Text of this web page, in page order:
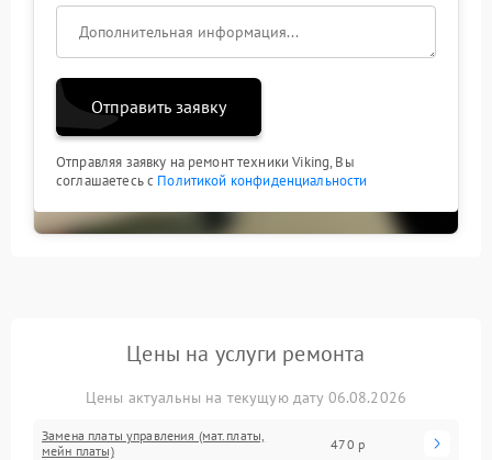
Отправить заявку
Отправляя заявку на ремонт техники Viking, Вы
соглашаетесь с Политикой конфиденциальности
Цены на услуги ремонта
Цены актуальны на текущую дату 06.08.2026
Замена платы управления (мат.платы,
мейн платы)
470 р